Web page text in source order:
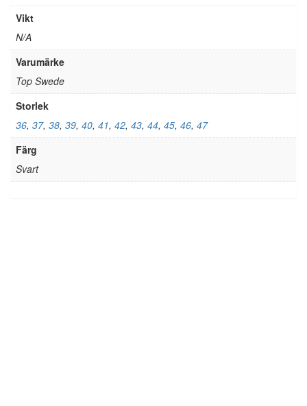
Vikt
N/A
Varumärke
Top Swede
Storlek
36, 37, 38, 39, 40, 41, 42, 43, 44, 45, 46, 47
Färg
Svart